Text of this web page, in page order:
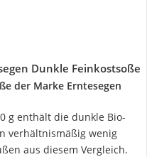
Dunkle Feinkostsoße
der Marke Erntesegen
g enthält die dunkle Bio-
verhältnismäßig wenig
aus diesem Vergleich.